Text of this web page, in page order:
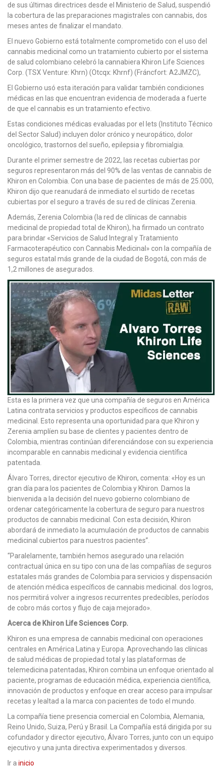
de sus últimas directrices desde el Ministerio de Salud, suspendió
la cobertura de las preparaciones magistrales con cannabis, dos
meses antes de finalizar el mandato.
El nuevo Gobierno está totalmente comprometido con el uso del
cannabis medicinal como un tratamiento cubierto por el sistema
de salud colombiano celebró la cannabiera Khiron Life Sciences
Corp. (TSX Venture: Khrn) (Otcqx: Khrnf) (Fráncfort: A2JMZC),
El Gobierno usó esta iteración para validar también condiciones
médicas en las que encuentran evidencia de moderada a fuerte
de que el cannabis es un tratamiento efectivo.
Estas condiciones médicas evaluadas por el Iets (Instituto Técnico
del Sector Salud) incluyen dolor crónico y neuropático, dolor
oncológico, trastornos del sueño, epilepsia y fibromialgia.
Durante el primer semestre de 2022, las recetas cubiertas por
seguros representaron más del 90% de las ventas de cannabis de
Khiron en Colombia. Con una base de pacientes de más de 25.000,
Khiron dijo que reanudará de inmediato el surtido de recetas
cubiertas por el seguro a través de su red de clínicas Zerenia.
Además, Zerenia Colombia (la red de clínicas de cannabis
medicinal de propiedad total de Khiron), ha firmado un contrato
para brindar «Servicios de Salud Integral y Tratamiento
Farmacoterapéutico con Cannabis Medicinal» con la compañía de
seguros estatal más grande de la ciudad de Bogotá, con más de
1,2 millones de asegurados.
Esta es la primera vez que una compañía de seguros en América
Latina contrata servicios y productos específicos de cannabis
medicinal. Esto representa una oportunidad para que Khiron y
Zerenia amplíen su base de clientes y pacientes dentro de
Colombia, mientras continúan diferenciándose con su experiencia
incomparable en cannabis medicinal y evidencia científica
patentada.
Álvaro Torres, director ejecutivo de Khiron, comenta: «Hoy es un
gran día para los pacientes de Colombia y Khiron. Damos la
bienvenida a la decisión del nuevo gobierno colombiano de
ordenar categóricamente la cobertura de seguro para nuestros
productos de cannabis medicinal. Con esta decisión, Khiron
abordará de inmediato la acumulación de productos de cannabis
medicinal cubiertos para nuestros pacientes”.
“Paralelamente, también hemos asegurado una relación
contractual única en su tipo con una de las compañías de seguros
estatales más grandes de Colombia para servicios y dispensación
de atención médica específicos de cannabis medicinal. dos logros,
nos permitirá volver a ingresos recurrentes predecibles, períodos
de cobro más cortos y flujo de caja mejorado».
Acerca de Khiron Life Sciences Corp.
Khiron es una empresa de cannabis medicinal con operaciones
centrales en América Latina y Europa. Aprovechando las clínicas
de salud médicas de propiedad total y las plataformas de
telemedicina patentadas, Khiron combina un enfoque orientado al
paciente, programas de educación médica, experiencia científica,
innovación de productos y enfoque en crear acceso para impulsar
recetas y lealtad a la marca con pacientes de todo el mundo.
La compañía tiene presencia comercial en Colombia, Alemania,
Reino Unido, Suiza, Perú y Brasil. La Compañía está dirigida por su
cofundador y director ejecutivo, Álvaro Torres, junto con un equipo
ejecutivo y una junta directiva experimentados y diversos.
Ir a inicio